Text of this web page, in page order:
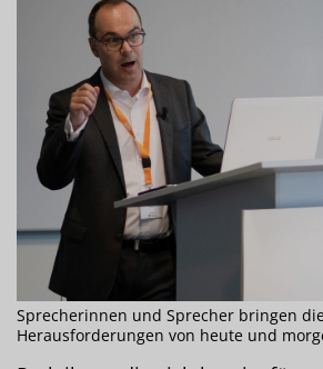
Sprecherinnen und Sprecher bringen
Herausforderungen von heute und